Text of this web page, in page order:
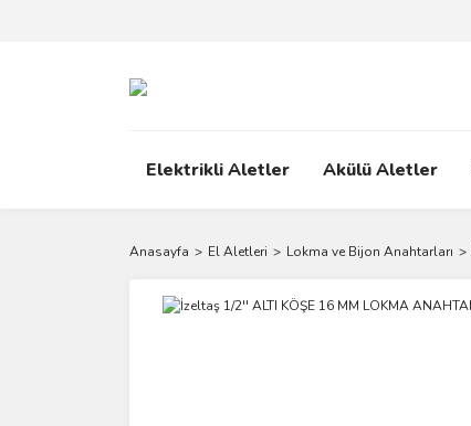
Elektrikli Aletler Akülü Aletler
Anasayfa El Aletleri Lokma ve Bijon Anahtarları